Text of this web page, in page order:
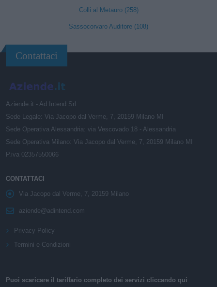
Colli al Metauro (258)
Sassocorvaro Auditore (108)
Contattaci
Aziende.it - Ad Intend Srl
Sede Legale: Via Jacopo dal Verme, 7, 20159 Milano MI
Sede Operativa Alessandria: via Vescovado 18 - Alessandria
Sede Operativa Milano: Via Jacopo dal Verme, 7, 20159 Milano MI
P.iva 02357550066
CONTATTACI
Via Jacopo dal Verme, 7, 20159 Milano
aziende@adintend.com
Privacy Policy
Termini e Condizioni
Puoi scaricare il tariffario completo dei servizi cliccando qui